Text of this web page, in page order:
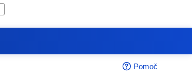
Pomoč